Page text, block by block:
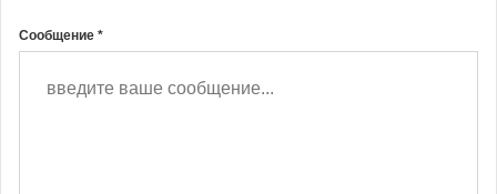
Сообщение *